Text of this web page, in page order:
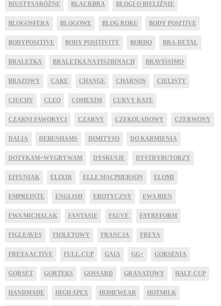
BIUSTYSĄRÓŻNE BLACKBRA BLOGI O BIELIŹNIE
BLOGOSFERA BLOGOWE BLOG ROKU BODY POSITIVE
BODYPOSITIVE BODY POSITIVITY BORDO BRA-DETAL
BRALETKA BRALETKA NA FISZBINACH BRAVISSIMO
BRĄZOWY CAKE CHANGE CHARNOS CIELISTY
CIUCHY CLEO COMEXIM CURVY KATE
CZARNI FAWORYCI CZARNY CZEKOLADOWY CZERWONY
DALIA DEBENHAMS DIMITYSO DO KARMIENIA
DOTYKAM=WYGRYWAM DYSKUSJE DYSTRYBUTORZY
EFFUNIAK ELIXIR ELLE MACPHERSON ELOMI
EMPREINTE ENGLISH EROTYCZNY EWA BIEN
EWA MICHALAK FANTASIE FAUVE FAYREFORM
FIGLEAVES FIOLETOWY FRANCJA FREYA
FREYA ACTIVE FULL-CUP GAIA GG+ GORSENIA
GORSET GORTEKS GOSSARD GRANATOWY HALF-CUP
HANDMADE HIGH APEX HOMEWEAR HOTMILK